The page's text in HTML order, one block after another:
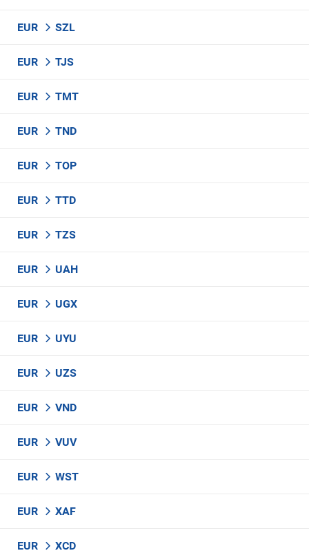
EUR SZL
EUR TJS
EUR TMT
EUR TND
EUR TOP
EUR TTD
EUR TZS
EUR UAH
EUR UGX
EUR UYU
EUR UZS
EUR VND
EUR VUV
EUR WST
EUR XAF
EUR XCD